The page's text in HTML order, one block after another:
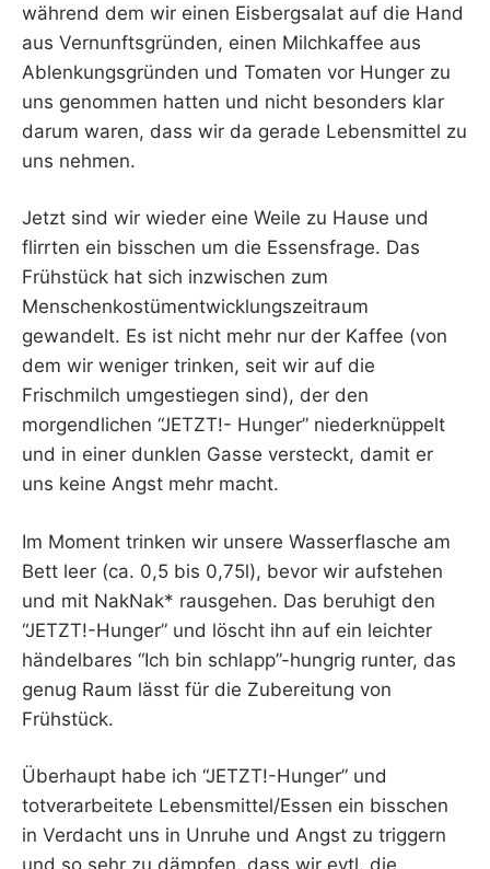
während dem wir einen Eisbergsalat auf die Hand
aus Vernunftsgründen, einen Milchkaffee aus
Ablenkungsgründen und Tomaten vor Hunger zu
uns genommen hatten und nicht besonders klar
darum waren, dass wir da gerade Lebensmittel zu
uns nehmen.
Jetzt sind wir wieder eine Weile zu Hause und
flirrten ein bisschen um die Essensfrage. Das
Frühstück hat sich inzwischen zum
Menschenkostümentwicklungszeitraum
gewandelt. Es ist nicht mehr nur der Kaffee (von
dem wir weniger trinken, seit wir auf die
Frischmilch umgestiegen sind), der den
morgendlichen “JETZT!- Hunger” niederknüppelt
und in einer dunklen Gasse versteckt, damit er
uns keine Angst mehr macht.
Im Moment trinken wir unsere Wasserflasche am
Bett leer (ca. 0,5 bis 0,75l), bevor wir aufstehen
und mit NakNak* rausgehen. Das beruhigt den
“JETZT!-Hunger” und löscht ihn auf ein leichter
händelbares “Ich bin schlapp”-hungrig runter, das
genug Raum lässt für die Zubereitung von
Frühstück.
Überhaupt habe ich “JETZT!-Hunger” und
totverarbeitete Lebensmittel/Essen ein bisschen
in Verdacht uns in Unruhe und Angst zu triggern